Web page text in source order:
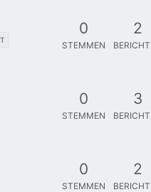
0
STEMMEN
2
0
STEMMEN
3
0
STEMMEN
2